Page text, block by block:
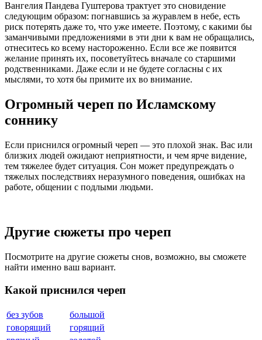
Вангелия Пaндева Гуштерова трактует это сновидение
следующим образом: погнавшись за журавлем в небе, есть
риск потерять даже то, что уже имеете. Поэтому, с какими бы
заманчивыми предложениями в эти дни к вам не обращались,
отнеситесь ко всему настороженно. Если все же появится
желание принять их, посоветуйтесь вначале со старшими
родственниками. Даже если и не будете согласны с их
мыслями, то хотя бы примите их во внимание.
Огромный череп по Исламскому
соннику
Если приснился огромный череп — это плохой знак. Вас или
близких людей ожидают неприятности, и чем ярче видение,
тем тяжелее будет ситуация. Сон может предупреждать о
тяжелых последствиях неразумного поведения, ошибках на
работе, общении с подлыми людьми.
Другие сюжеты про череп
Посмотрите на другие сюжеты снов, возможно, вы сможете
найти именно ваш вариант.
Какой приснился череп
без зубов
большой
говорящий
горящий